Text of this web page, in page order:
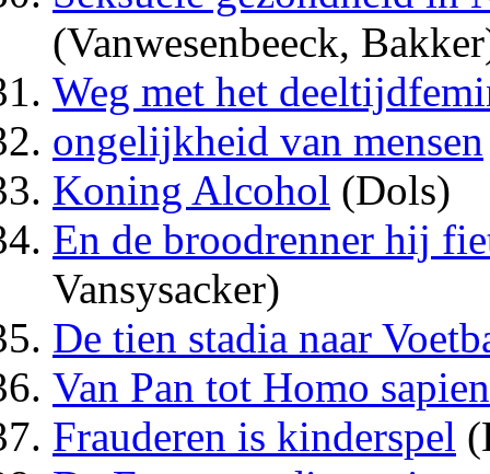
(Vanwesenbeeck,
Weg met het
ongelijkheid van mensen
Koning Alcohol (Dols)
En de broodrenner hij
Vansysacker)
De tien stadia naar
Van Pan tot Homo
Frauderen is kinderspel